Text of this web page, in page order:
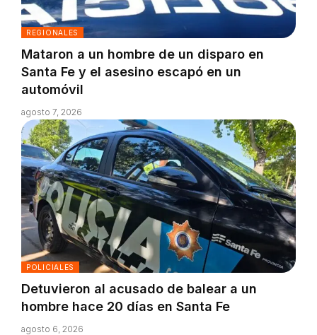
REGIONALES
Mataron a un hombre de un disparo en
Santa Fe y el asesino escapó en un
automóvil
agosto 7, 2026
POLICIALES
Detuvieron al acusado de balear a un
hombre hace 20 días en Santa Fe
agosto 6, 2026